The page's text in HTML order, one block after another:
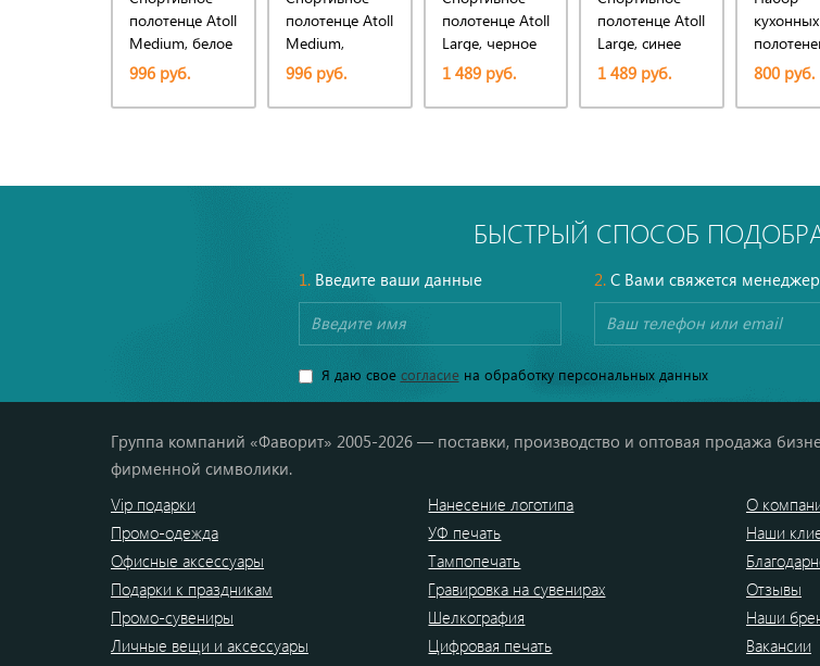
полотенце Atoll
Medium, белое
996 руб.
полотенце Atoll
Medium,
черное
996 руб.
полотенце Atoll
Large, черное
1 489 руб.
полотенце Atoll
Large, синее
1 489 руб.
кухонных
«Искусство
800 руб.
БЫСТРЫЙ СПОСОБ
1.Введите ваши данные 2.С Вами свяжется менеджер
Я даю свое согласиена обработку персональных данных
Группа компаний «Фаворит» 2005-2026 — поставки, производство и оптовая продажа
фирменной символики.
Vip подарки
Промо-одежда
Офисные аксессуары
Подарки к праздникам
Промо-сувениры
Личные вещи и аксессуары
Нанесение логотипа
УФ печать
Тампопечать
Гравировка на сувенирах
Шелкография
Цифровая печать
О
Наши
Отзывы
Наши
Вакансии